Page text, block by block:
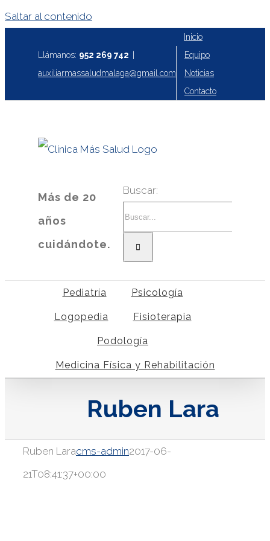
Saltar al contenido
Llámanos: 952 269 742
auxiliarmassaludmalaga@gmail.com
Inicio
Equipo
Noticias
Contacto
Más de 20
años
cuidándote.
Buscar:
Pediatría Psicología
Logopedia Fisioterapia
Podología
Medicina Física y Rehabilitación
Ruben Lara
Ruben Laracms-admin2017-06-
21T08:41:37+00:00